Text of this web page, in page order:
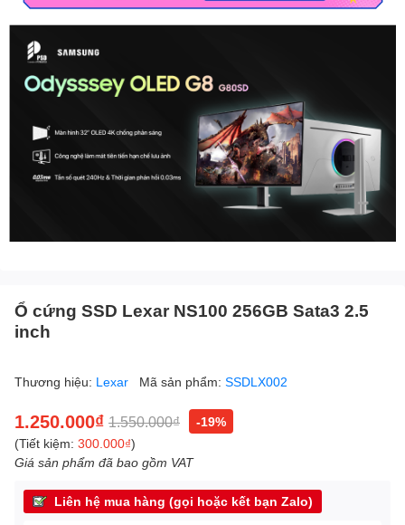
Ổ cứng SSD Lexar NS100 256GB Sata3 2.5
inch
Thương hiệu: Lexar Mã sản phẩm: SSDLX002
1.250.000₫ 1.550.000₫
-19%
(Tiết kiệm: 300.000₫)
Giá sản phẩm đã bao gồm VAT
Liên hệ mua hàng (gọi hoặc kết bạn Zalo)